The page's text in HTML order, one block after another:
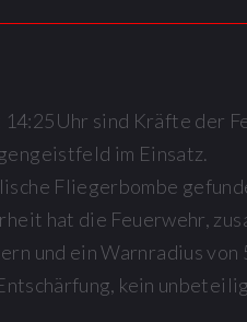
sind Kräfte der
im Einsatz.
Fliegerbombe
hat die Feuerwehr,
und ein Warnradius
kein